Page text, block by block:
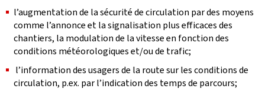
l’augmentation de la sécurité de circulation par des moyens
comme l’annonce et la signalisation plus efficaces des
chantiers, la modulation de la vitesse en fonction des
conditions météorologiques et/ou de trafic;
l’information des usagers de la route sur les conditions de
circulation, p.ex. par l’indication des temps de parcours;